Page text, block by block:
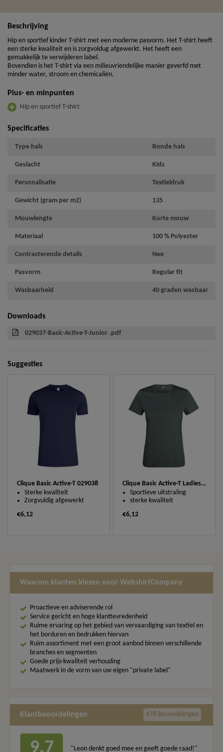
Beschrijving
Hip en sportief kinder T-shirt met een moderne pasvorm. Het T-shirt heeft
een sterke kwaliteit en is zorgvoldug afgewerkt. Het heeft een
gemakkelijk te verwijderen label.
Bovendien is het T-shirt via een milieuvriendelijke manier geverfd met
minder water, stroom en chemicaliën.
Plus- en minpunten
Hip en sportief T-shirt
Specificaties
Type hals Ronde hals
Geslacht Kids
Personalisatie Textieldruk
Gewicht (gram per m2) 135
Mouwlengte Korte mouw
Materiaal 100 % Polyester
Contrasterende details Nee
Pasvorm Regular fit
Wasbaarheid 40 graden wasbaar
Downloads
029037-Basic-Active-T-Junior .pdf
Suggesties
Clique Basic Active-T 029038
€6,12
Sterke kwaliteit
Zorgvuldig afgewerkt
Clique Basic Active-T Ladies 029039
€6,12
Sportieve uitstraling
sterke kwaliteit
Waarom klanten kiezen voor WebshirtCompany
Proactieve en adviserende rol
Service gericht en hoge klanttevredenheid
Ruime ervaring op het gebied van vervaardiging van textiel en
het borduren en bedrukken hiervan
Ruim assortiment met een groot aanbod binnen verschillende
branches en segmenten
Goede prijs-kwaliteit verhouding
Maatwerk in de vorm van uw eigen "private label"
Klantbeoordelingen 478 Beoordelingen
"Leon denkt goed mee en geeft goede raad!"